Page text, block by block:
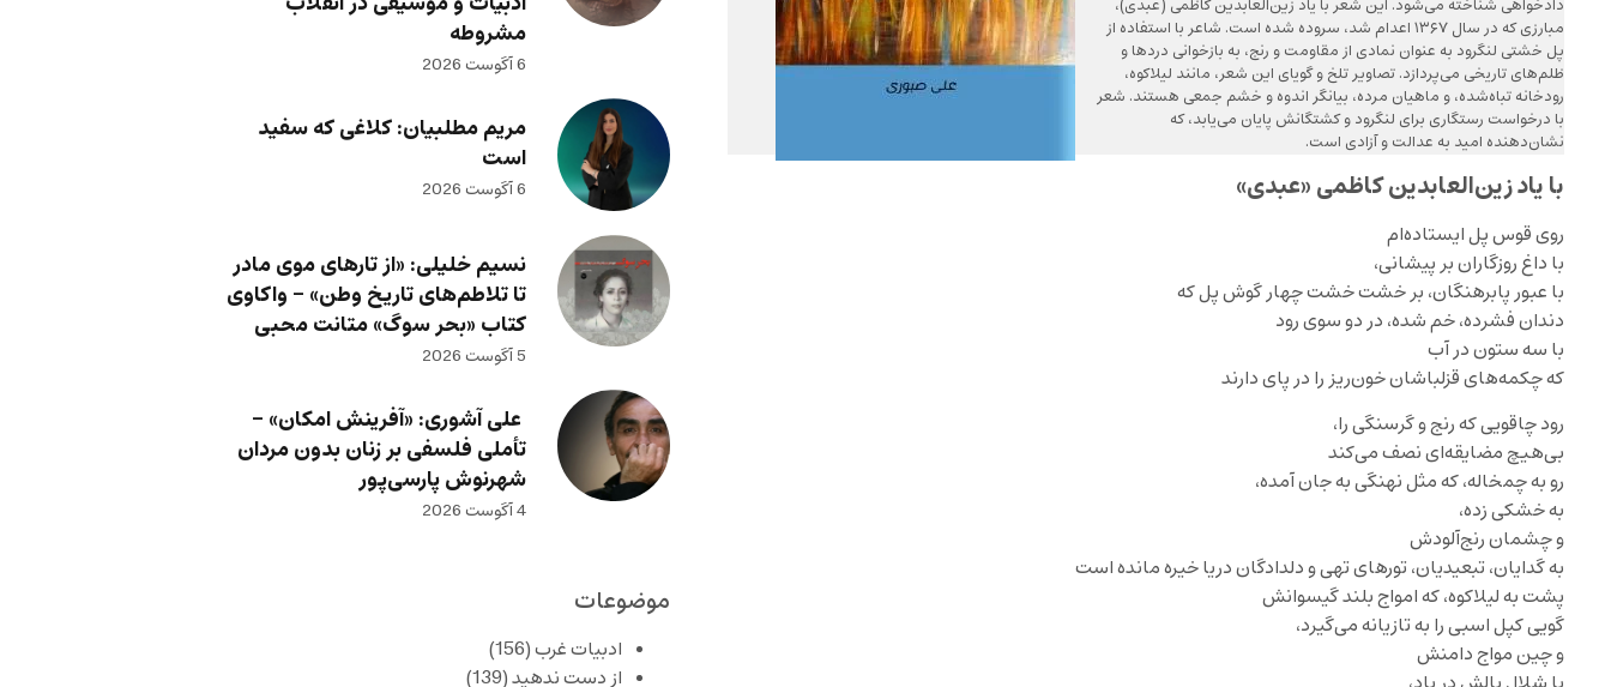
دادخواهی شناخته می‌شود. این شعر با یاد زین‌العابدین کاظمی (عبدی)،
مبارزی که در سال ۱۳۶۷ اعدام شد، سروده شده است. شاعر با استفاده از
پل خشتی لنگرود به عنوان نمادی از مقاومت و رنج، به بازخوانی دردها و
ظلم‌های تاریخی می‌پردازد. تصاویر تلخ و گویای این شعر، مانند لیلاکوه،
رودخانه تباه‌شده، و ماهیان مرده، بیانگر اندوه و خشم جمعی هستند. شعر
با درخواست رستگاری برای لنگرود و کشتگانش پایان می‌یابد، که
نشان‌دهنده امید به عدالت و آزادی است.
با یاد زین‌العابدین کاظمی «عبدی»
روی قوس پل ایستاده‌ام
با داغ روزگاران بر پیشانی،
با عبور پابرهنگان، بر خشت خشت چهار گوش پل که
دندان فشرده، خم شده، در دو سوی رود
با سه ستون در آب
که چکمه‌های قزلباشان خون‌ریز را در پای دارند
رود چاقویی که رنج و گرسنگی را،
بی‌هیچ مضایقه‌ای نصف می‌کند
رو به چمخاله، که مثل نهنگی به جان آمده،
به خشکی زده،
و چشمان رنج‌آلودش
به گدایان، تبعیدیان، تورهای تهی و دلدادگان دریا خیره مانده است
پشت به لیلاکوه، که امواج بلند گیسوانش
گویی کپل اسبی را به تازیانه می‌گیرد،
و چین مواج دامنش
مشروطه
6 آگوست 2026
مریم مطلبیان: کلاغی که سفید
است
6 آگوست 2026
نسیم خلیلی: «از تارهای موی مادر
تا تلاطم‌های تاریخ وطن» – واکاوی
کتاب «بحر سوگ» متانت محبی
5 آگوست 2026
علی آشوری: «آفرینش امکان» –
تأملی فلسفی بر زنان بدون مردان
شهرنوش پارسی‌پور
4 آگوست 2026
موضوعات
ادبیات غرب(156)
از دست ندهید(139)